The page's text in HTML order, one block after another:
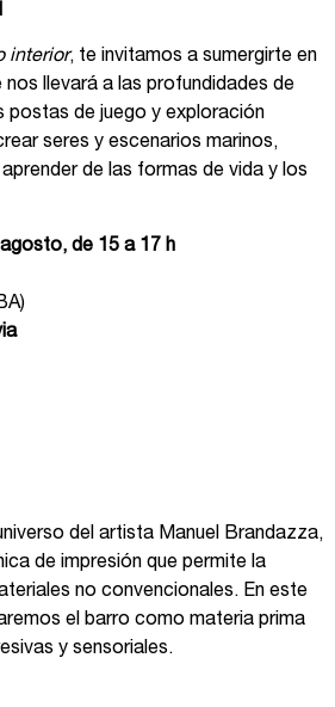
interior, te invitamos a sumergirte en
llevará a las profundidades de
postas de juego y exploración
seres y escenarios marinos,
de las formas de vida y los
de 15 a 17 h
del artista Manuel Brandazza,
de impresión que permite la
no convencionales. En este
el barro como materia prima
y sensoriales.